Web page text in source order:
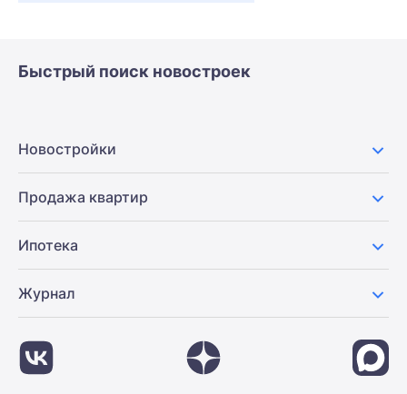
Быстрый поиск новостроек
Новостройки
Продажа квартир
Ипотека
Журнал